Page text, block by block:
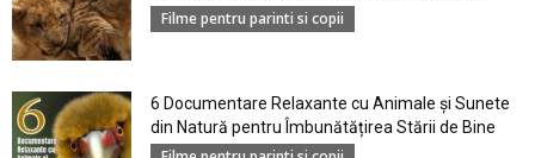
Filme pentru parinti si copii
6 Documentare Relaxante cu Animale și Sunete
din Natură pentru Îmbunătățirea Stării de Bine